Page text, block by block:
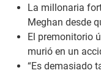
La millonaria
Meghan desde
El premonitorio
murió en un
“Es demasiado